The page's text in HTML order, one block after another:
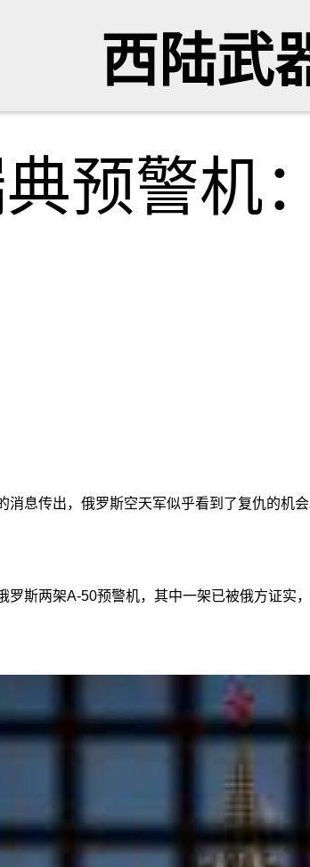
西陆武
预警机
息传出，俄罗斯空天军似乎看到了复仇的机会
斯两架A-50预警机，其中一架已被俄方证实